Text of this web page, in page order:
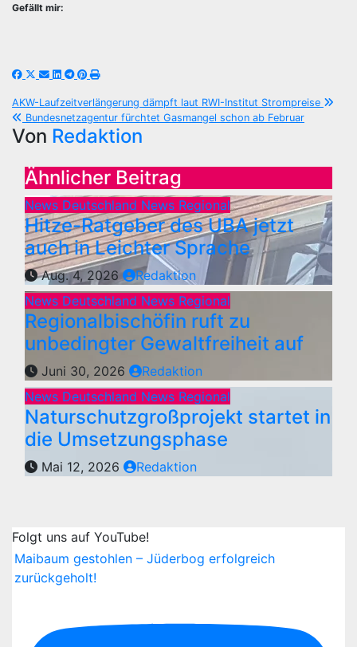
Gefällt mir:
Beitragsnavigation
AKW-Laufzeitverlängerung dämpft laut RWI-Institut Strompreise
Bundesnetzagentur fürchtet Gasmangel schon ab Februar
Von Redaktion
Ähnlicher Beitrag
News Deutschland News Regional
Hitze-Ratgeber des UBA jetzt
auch in Leichter Sprache
Aug. 4, 2026
Redaktion
News Deutschland News Regional
Regionalbischöfin ruft zu
unbedingter Gewaltfreiheit auf
Juni 30, 2026
Redaktion
News Deutschland News Regional
Naturschutzgroßprojekt startet in
die Umsetzungsphase
Mai 12, 2026 Redaktion
Folgt uns auf YouTube!
Maibaum gestohlen – Jüderbog erfolgreich
zurückgeholt!